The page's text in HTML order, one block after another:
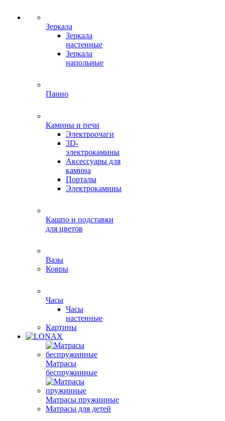
Зеркала
Зеркала
настенные
Зеркала
напольные
Панно
Камины и печи
Электроочаги
3D-
электрокамины
Аксессуары для
камина
Порталы
Электрокамины
Кашпо и подставки
для цветов
Вазы
Ковры
Часы
Часы
настенные
Картины
Матрасы
беспружинные
Матрасы пружинные
Матрасы для детей